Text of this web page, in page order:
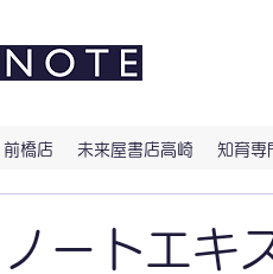
前橋店 未来屋書店高崎 知育
ノートエ